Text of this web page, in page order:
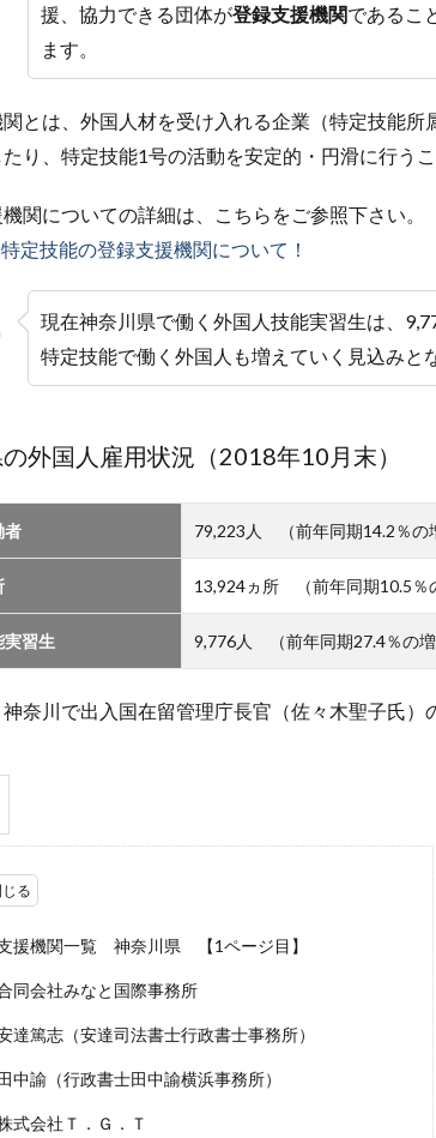
援、協力できる団体が登録支援機関であるこ
ます。
とは、外国人材を受け入れる企業（特定技能
り、特定技能1号の活動を安定的・円滑に行う
関についての詳細は、こちらをご参照下さい。
特定技能の登録支援機関について！
現在神奈川県で働く外国人技能実習生は、
特定技能で働く外国人も増えていく見込みと
外国人雇用状況（2018年10月末）
者 79,223人 （前年同期14.2％の
13,924ヵ所 （前年同期10.5％
習生 9,776人 （前年同期27.4％の増
奈川で出入国在留管理庁長官（佐々木聖子氏）
援機関一覧 神奈川県 【1ページ目】
同会社みなと国際事務所
達篤志（安達司法書士行政書士事務所）
中諭（行政書士田中諭横浜事務所）
式会社Ｔ．Ｇ．Ｔ